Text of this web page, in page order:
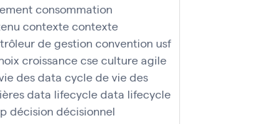
consommation
contextecontexte
de gestion convention usf
croissancecseculture agile
des data cycle de vie des
data lifecycledata lifecycle
décision décisionnel